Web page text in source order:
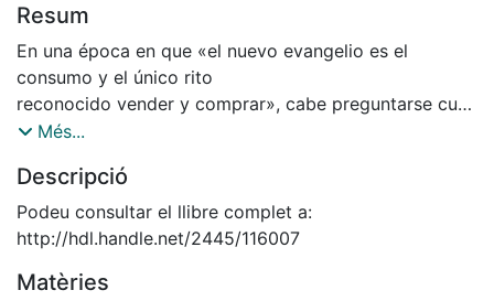
Resum
En una época en que «el nuevo evangelio es el
consumo y el único rito
reconocido vender y comprar», cabe preguntarse cuál
es el papel del
excusa de ejercer la autonomía de la voluntad―
resulta admisible mercadear con los derechos
fundamentales y con el propio cuerpo humano. Los
Humanos son innegociables, y la dignidad y la libertad
Més...
Descripció
Podeu consultar el llibre complet a:
http://hdl.handle.net/2445/116007
Matèries